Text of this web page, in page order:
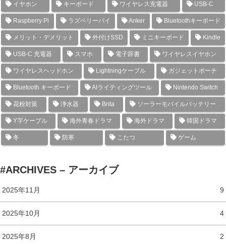
イヤホン キーボード ワイヤレス充電器 USB-C
Raspberry Pi ラズベリーパイ Anker Bluetoothキーボード
メリット・デメリット 外付けSSD ミニキーボード Kindle
USB-C 充電器 スマホ 電子辞書 ワイヤレスイヤホン
ワイヤレスヘッドホン Lightningケーブル ガジェットポーチ
Bluetooth キーボード AIライティングツール Nintendo Switch
花粉対策 浄水器 Brita ソーラーモバイルバッテリー
Y字ケーブル 海外青春ドラマ 海外ドラマ 韓国ドラマ
冬 防寒 こたつ ゲーム
#ARCHIVES – アーカイブ
2025年11月 9
2025年10月 4
2025年8月 2